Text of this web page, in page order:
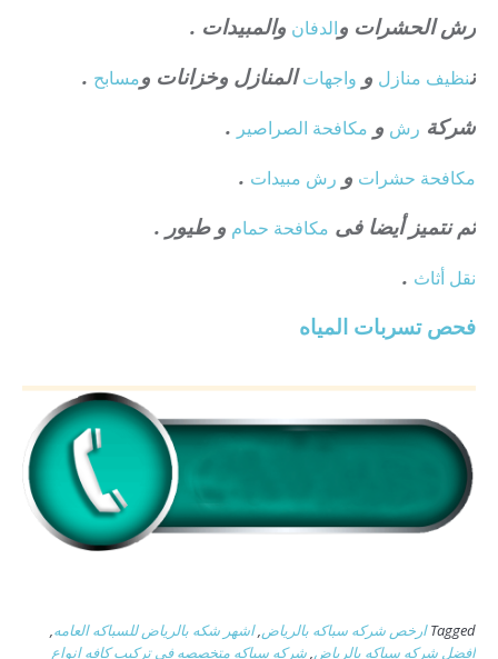
رش الحشرات والدفان والمبيدات .
تنظيف منازل و واجهاتالمنازل وخزانات ومسابح .
شركة رش و مكافحة الصراصير .
مكافحة حشرات و رش مبيدات .
ثم نتميز أيضا فى مكافحة حمام و طيور .
نقل أثاث .
فحص تسربات المياه
Tagged ارخص شركه سباكه بالرياض,اشهر شكه بالرياض للسباكه العامه,
افضل شركه سباكه بالرياض,شركه سباكه متخصصه في تركيب كافه انواع